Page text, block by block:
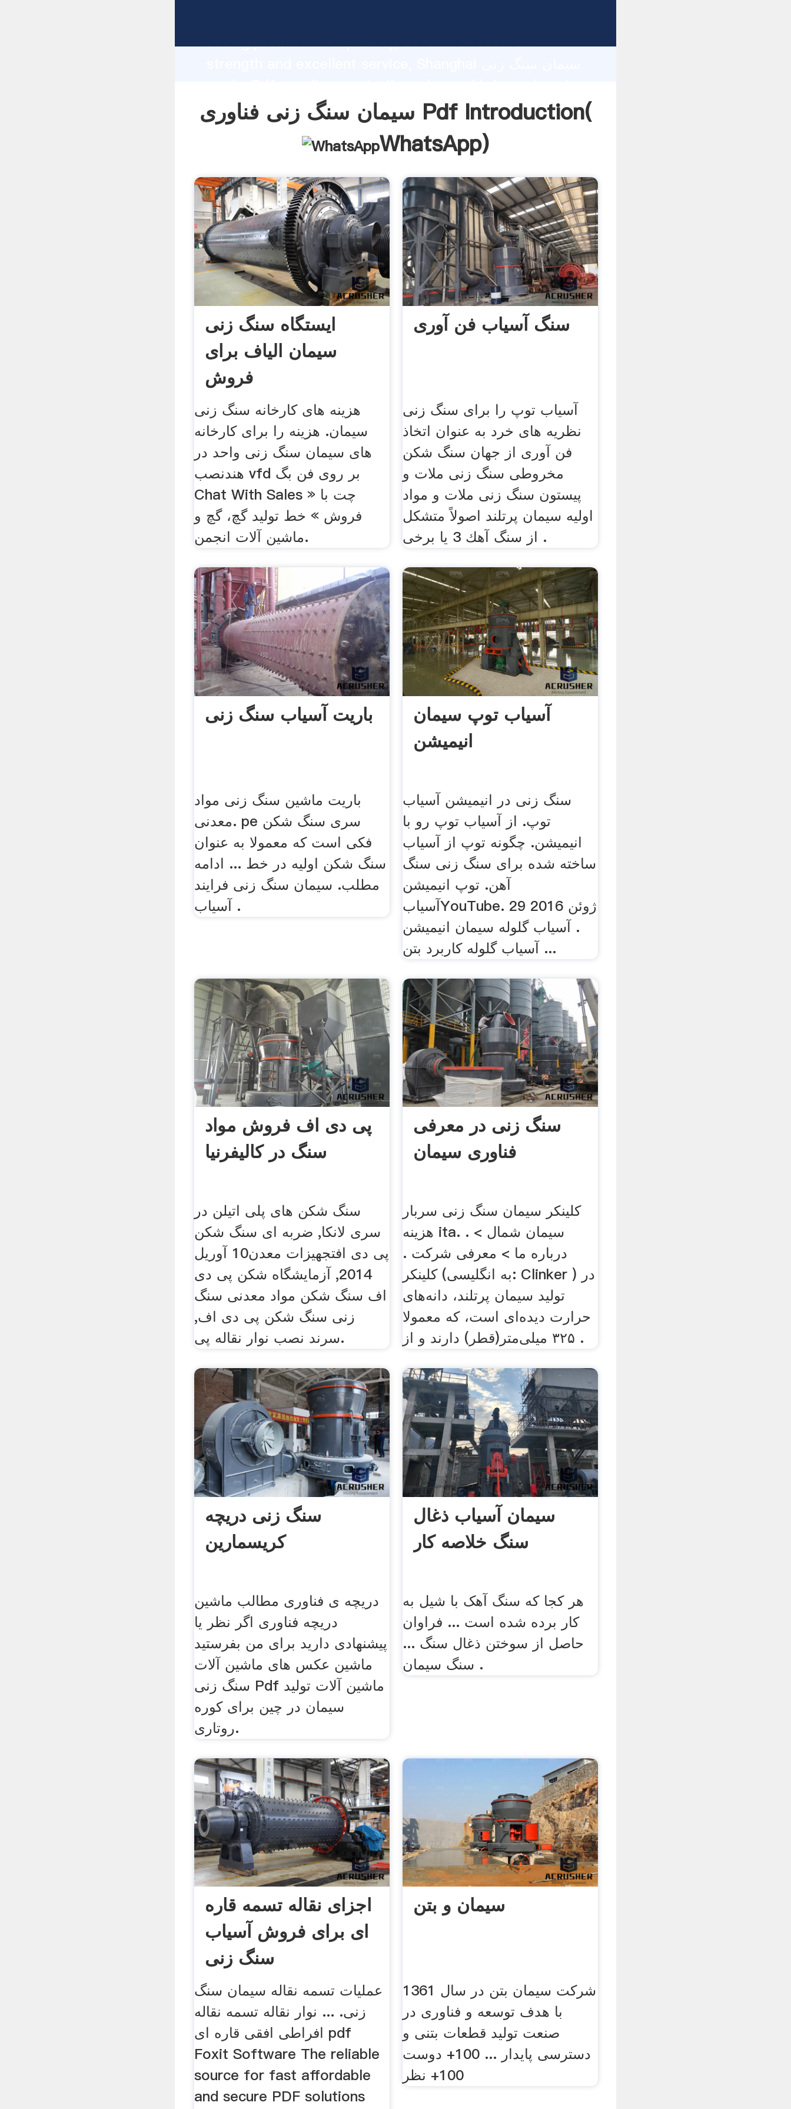
strong production capability, advanced research
all of customers.
سیمان سنگ زنی فناوری Pdf Introduction(
WhatsApp)
ایستگاه سنگ زنی
سیمان الیاف برای
فروش
هزینه های کارخانه سنگ زنی
سیمان. هزینه را برای کارخانه
های سیمان سنگ زنی واحد در
هندنصب vfd بر روی فن بگ
Chat With Sales » چت با
فروش » خط تولید گچ، گچ و
ماشین آلات انجمن.
سنگ آسیاب فن آوری
آسیاب توپ را برای سنگ زنی
نظریه های خرد به عنوان اتخاذ
فن آوری از جهان سنگ شکن
مخروطی سنگ زنی ملات و
پیستون سنگ زنی ملات و مواد
اولیه سیمان پرتلند اصولاً متشکل
از سنگ آهك 3 یا برخی .
باریت آسیاب سنگ زنی
باریت ماشین سنگ زنی مواد
معدنی. pe سری سنگ شکن
فکی است که معمولا به عنوان
سنگ شکن اولیه در خط ... ادامه
مطلب. سیمان سنگ زنی فرایند
آسیاب .
آسیاب توپ سیمان
انیمیشن
سنگ زنی در انیمیشن آسیاب
توپ. از آسیاب توپ رو با
انیمیشن. چگونه توپ از آسیاب
ساخته شده برای سنگ زنی سنگ
آهن. توپ انیمیشن
آسیابYouTube. 29 ژوئن 2016
. آسیاب گلوله سیمان انیمیشن
آسیاب گلوله کاربرد بتن ...
پی دی اف فروش مواد
سنگ در کالیفرنیا
سنگ شکن های پلی اتیلن در
سری لانکا, ضربه ای سنگ شکن
پی دی افتجهیزات معدن10 آوريل
2014, آزمایشگاه شکن پی دی
اف سنگ شکن مواد معدنی سنگ
زنی سنگ شکن پی دی اف,
سرند نصب نوار نقاله پی.
سنگ زنی در معرفی
فناوری سیمان
کلینکر سیمان سنگ زنی سربار
هزینه ita. . سیمان شمال >
درباره ما > معرفی شرکت .
کلینکر (به انگلیسی: Clinker ) در
تولید سیمان پرتلند، دانه‌های
حرارت دیده‌ای است، که معمولا
۳۲۵ میلی‌متر(قطر) دارند و از .
سنگ زنی دریچه
کریسمارین
دریچه ی فناوری مطالب ماشین
دریچه فناوری اگر نظر یا
پیشنهادی دارید برای من بفرستید
ماشین عکس های ماشین آلات
سنگ زنی Pdf ماشین آلات تولید
سیمان در چین برای کوره
روتاری.
سیمان آسیاب ذغال
سنگ خلاصه کار
هر کجا که سنگ آهک با شیل به
کار برده شده است ... فراوان
حاصل از سوختن ذغال سنگ ...
سنگ سیمان .
اجزای نقاله تسمه قاره
ای برای فروش آسیاب
سنگ زنی
عملیات تسمه نقاله سیمان سنگ
زنی. ... نوار نقاله تسمه نقاله
افراطی افقی قاره ای pdf
Foxit Software The reliable
source for fast affordable
and secure PDF solutions
سیمان و بتن
شرکت سیمان بتن در سال 1361
با هدف توسعه و فناوری در
صنعت تولید قطعات بتنی و
دسترسی پایدار ... 100+ دوست
100+ نظر